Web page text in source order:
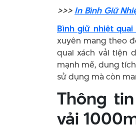
>>> In Bình Giữ
Bình giữ nhiệt
xuyên mang theo
quai xách vải tiện
mạnh mẽ, dung
sử dụng mà còn
Thông
vải